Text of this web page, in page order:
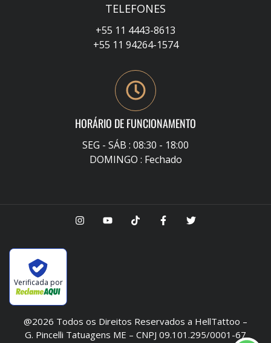
TELEFONES
+55 11 4443-8613
+55 11 94264-1574
HORÁRIO DE FUNCIONAMENTO
SEG - SÁB : 08:30 - 18:00
DOMINGO : Fechado
Verificada por
@2026 Todos os Direitos Reservados a HellTattoo –
G. Pincelli Tatuagens ME – CNPJ 09.101.295/0001-67